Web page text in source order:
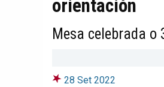
orientación
Mesa celebrada o
28 Set 2022